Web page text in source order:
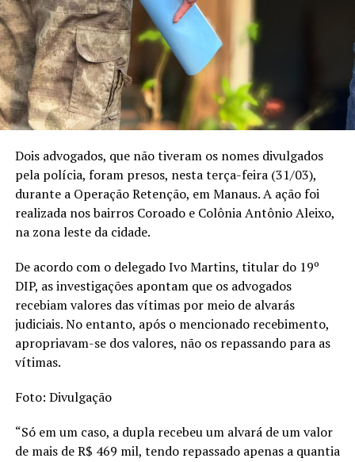
Dois advogados, que não tiveram os nomes divulgados
pela polícia, foram presos, nesta terça-feira (31/03),
durante a Operação Retenção, em Manaus. A ação foi
realizada nos bairros Coroado e Colônia Antônio Aleixo,
na zona leste da cidade.
De acordo com o delegado Ivo Martins, titular do 19º
DIP, as investigações apontam que os advogados
recebiam valores das vítimas por meio de alvarás
judiciais. No entanto, após o mencionado recebimento,
apropriavam-se dos valores, não os repassando para as
vítimas.
Foto: Divulgação
“Só em um caso, a dupla recebeu um alvará de um valor
de mais de R$ 469 mil, tendo repassado apenas a quantia